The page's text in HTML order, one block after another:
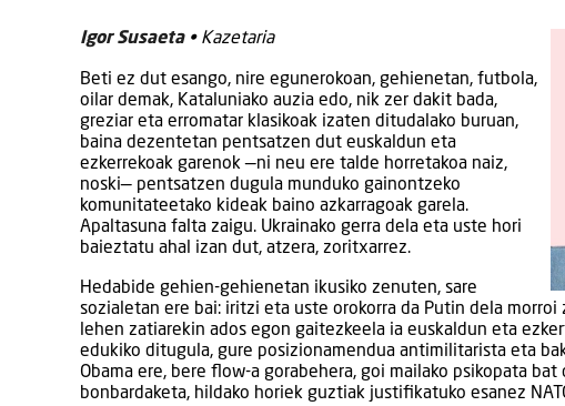
Igor Susaeta• Kazetaria
Beti ez dut esango, nire egunerokoan, gehienetan, futbola,
oilar demak, Kataluniako auzia edo, nik zer dakit bada,
greziar eta erromatar klasikoak izaten ditudalako buruan,
baina dezentetan pentsatzen dut euskaldun eta
ezkerrekoak garenok —ni neu ere talde horretakoa naiz,
noski— pentsatzen dugula munduko gainontzeko
komunitateetako kideak baino azkarragoak garela.
Apaltasuna falta zaigu. Ukrainako gerra dela eta uste hori
baieztatu ahal izan dut, atzera, zoritxarrez.
Hedabide gehien-gehienetan ikusiko zenuten, sare
sozialetan ere bai: iritzi eta uste orokorra da Putin dela
lehen zatiarekin ados egon gaitezkeela ia euskaldun eta
edukiko ditugula, gure posizionamendua antimilitarista eta
Obama ere, bere flow-a gorabehera, goi mailako psikopata
bonbardaketa, hildako horiek guztiak justifikatuko esanez